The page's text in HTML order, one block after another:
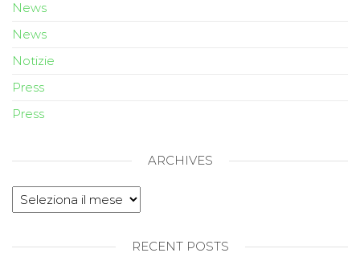
News
News
Notizie
Press
Press
ARCHIVES
RECENT POSTS